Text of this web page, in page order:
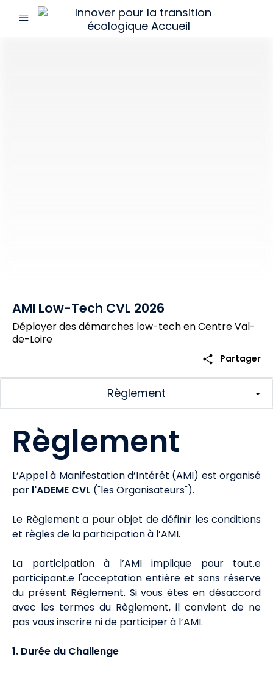
menu
Innover
AMI Low-Tech CVL 2026
Déployer des démarches low-tech en Centre Val-
de-Loire
share Partager
Règlement
Règlement
L’Appel à Manifestation d’Intérêt (AMI) est organisé
par l'ADEME CVL ("les Organisateurs").
Le Règlement a pour objet de définir les conditions
et règles de la participation à l’AMI.
La participation à l’AMI implique pour tout.e
participant.e l'acceptation entière et sans réserve
du présent Règlement. Si vous êtes en désaccord
avec les termes du Règlement, il convient de ne
pas vous inscrire ni de participer à l’AMI.
1. Durée du Challenge